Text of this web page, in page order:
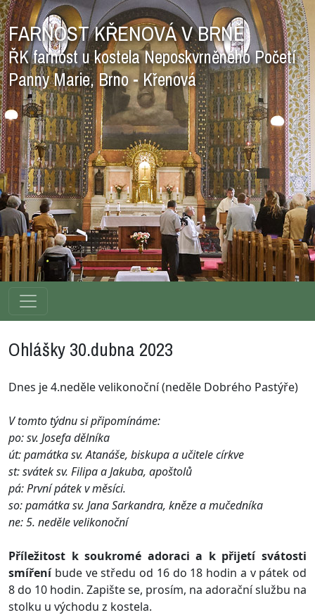
FARNOST KŘENOVÁ V BRNĚ
ŘK farnost u kostela Neposkvrněného Početí
Panny Marie, Brno - Křenová
Ohlášky 30.dubna 2023
Dnes je 4.neděle velikonoční (neděle Dobrého Pastýře)
V tomto týdnu si připomínáme:
po: sv. Josefa dělníka
út: památka sv. Atanáše, biskupa a učitele církve
st: svátek sv. Filipa a Jakuba, apoštolů
pá: První pátek v měsíci.
so: památka sv. Jana Sarkandra, kněze a mučedníka
ne: 5. neděle velikonoční
Příležitost k soukromé adoraci a k přijetí svátosti
smíření bude ve středu od 16 do 18 hodin a v pátek od
8 do 10 hodin. Zapište se, prosím, na adorační službu na
stolku u východu z kostela.